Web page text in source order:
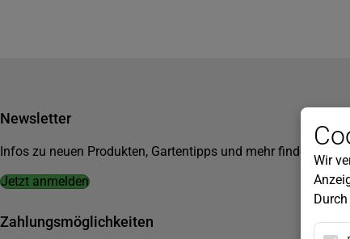
Newsletter
Infos zu neuen Produkten, Gartentipps und mehr findest du in
Jetzt anmelden
Zahlungsmöglichkeiten
Wir